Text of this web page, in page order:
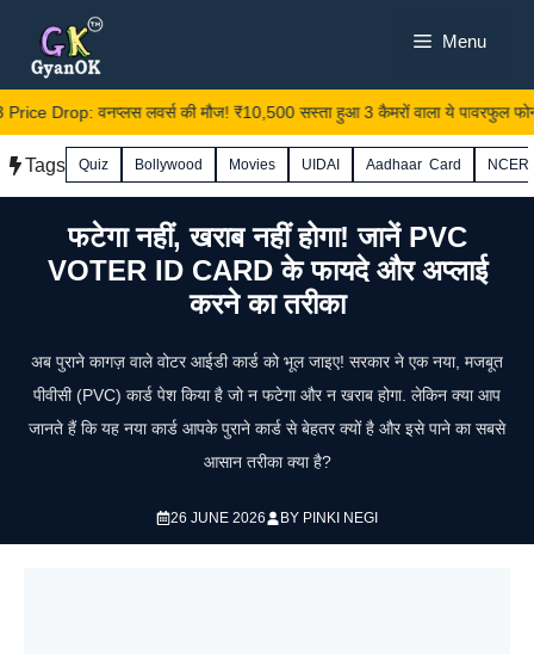
content
Menu
Drop: वनप्लस लवर्स की मौज! ₹10,500 सस्ता हुआ 3 कैमरों वाला ये पावरफुल
Tags Quiz Bollywood Movies UIDAI Aadhaar Card
फटेगा नहीं, खराब नहीं होगा! जानें PVC
VOTER ID CARD के फायदे और अप्लाई
करने का तरीका
अब पुराने कागज़ वाले वोटर आईडी कार्ड को भूल जाइए! सरकार ने एक नया, मजबूत
पीवीसी (PVC) कार्ड पेश किया है जो न फटेगा और न खराब होगा. लेकिन क्या आप
जानते हैं कि यह नया कार्ड आपके पुराने कार्ड से बेहतर क्यों है और इसे पाने का सबसे
आसान तरीका क्या है?
26 JUNE 2026 BY PINKI NEGI